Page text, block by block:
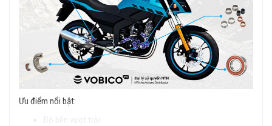
Ưu điểm nổi bật: